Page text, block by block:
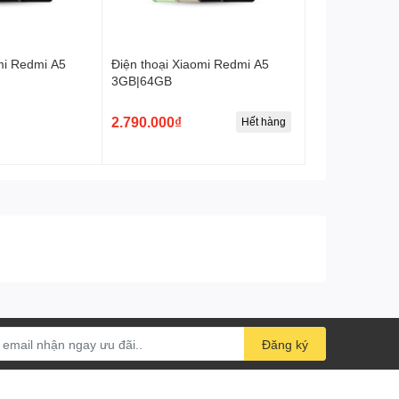
Bluetooth: 5.2, A2DP, LE, aptX HD
Jack tai nghe: Không
Loại pin: Li-Ion
Công nghệ pin: Siêu tiết kiệm pin, Sạc pin
Redmi A5
Điện thoại Xiaomi Redmi A5
3GB|64GB
2.790.000₫ Hết hàng
Đăng ký